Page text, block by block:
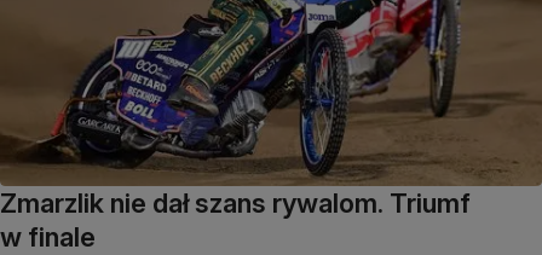
Zmarzlik nie dał szans rywalom. Triumf
w finale